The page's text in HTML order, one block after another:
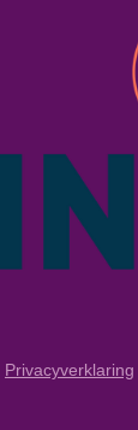
Privacyverklaring